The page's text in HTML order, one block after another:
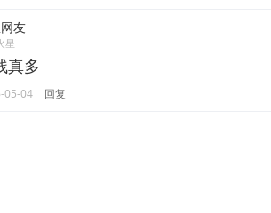
友
星
真多
05-04 回复